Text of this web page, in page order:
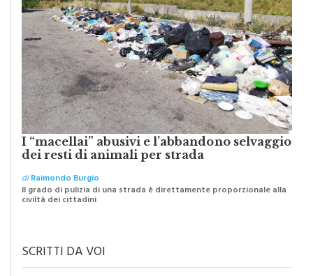
I “macellai” abusivi e l’abbandono selvaggio
dei resti di animali per strada
diRaimondo Burgio
Il grado di pulizia di una strada è direttamente proporzionale alla
civiltà dei cittadini